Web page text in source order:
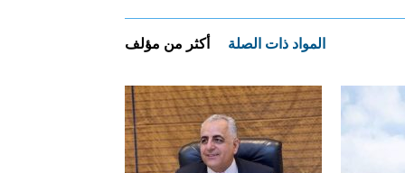
المواد ذات الصلة أكثر من مؤلف